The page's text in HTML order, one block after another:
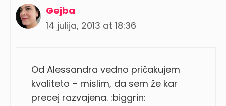
Gejba
14 julija, 2013 at 18:36
Od Alessandra vedno pričakujem
kvaliteto – mislim, da sem že kar
precej razvajena. :biggrin: